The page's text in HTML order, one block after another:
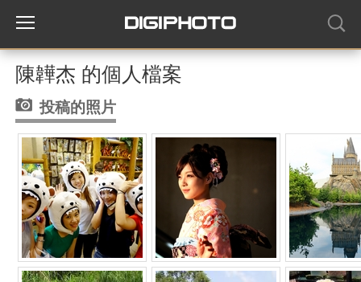
陳韡杰 的個人檔案
投稿的照片